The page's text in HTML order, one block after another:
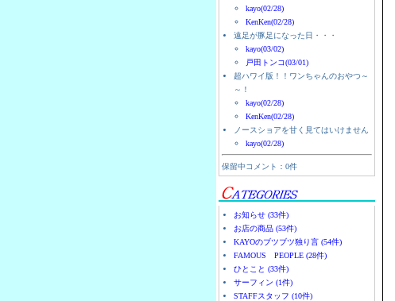
kayo(02/28)
KenKen(02/28)
遠足が豚足になった日・・・
kayo(03/02)
戸田トンコ(03/01)
超ハワイ版！！ワンちゃんのおやつ～
～！
kayo(02/28)
KenKen(02/28)
ノースショアを甘く見てはいけません
kayo(02/28)
保留中コメント：0件
お知らせ (33件)
お店の商品 (53件)
KAYOのブツブツ独り言 (54件)
FAMOUS PEOPLE (28件)
ひとこと (33件)
サーフィン (1件)
STAFFスタッフ (10件)